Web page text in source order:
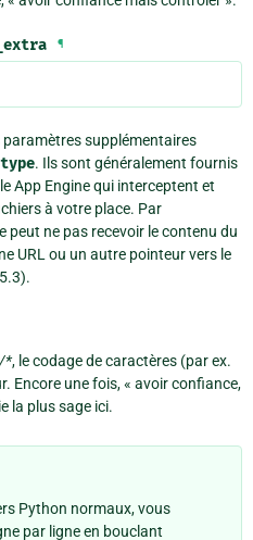
¶
supplémentaires
. Ils sont généralement fournis
App Engine qui interceptent et
à votre place. Par
ne pas recevoir le contenu du
URL ou un autre pointeur vers le
*, le codage de caractères (par ex.
Encore une fois, « avoir confiance,
la plus sage ici.
Python normaux, vous
par ligne en bouclant